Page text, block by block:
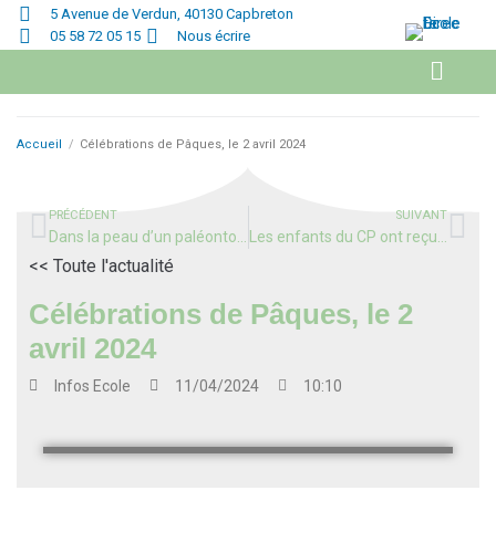
5 Avenue de Verdun, 40130 Capbreton
05 58 72 05 15
Nous écrire
Accueil / Célébrations de Pâques, le 2 avril 2024
PRÉCÉDENT SUIVANT
<< Toute l'actualité
Célébrations de Pâques, le 2
avril 2024
Infos Ecole 11/04/2024 10:10